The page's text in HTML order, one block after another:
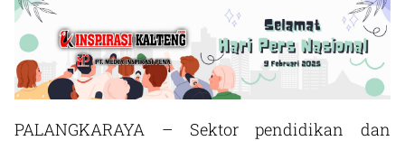
PALANGKARAYA – Sektor pendidikan dan